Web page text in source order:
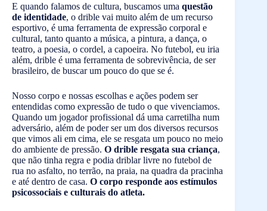
E quando falamos de cultura, buscamos uma questão
de identidade, o drible vai muito além de um recurso
esportivo, é uma ferramenta de expressão corporal e
cultural, tanto quanto a música, a pintura, a dança, o
teatro, a poesia, o cordel, a capoeira. No futebol, eu iria
além, drible é uma ferramenta de sobrevivência, de ser
brasileiro, de buscar um pouco do que se é.
Nosso corpo e nossas escolhas e ações podem ser
entendidas como expressão de tudo o que vivenciamos.
Quando um jogador profissional dá uma carretilha num
adversário, além de poder ser um dos diversos recursos
que vimos ali em cima, ele se resgata um pouco no meio
do ambiente de pressão. O drible resgata sua criança,
que não tinha regra e podia driblar livre no futebol de
rua no asfalto, no terrão, na praia, na quadra da pracinha
e até dentro de casa. O corpo responde aos estímulos
psicossociais e culturais do atleta.